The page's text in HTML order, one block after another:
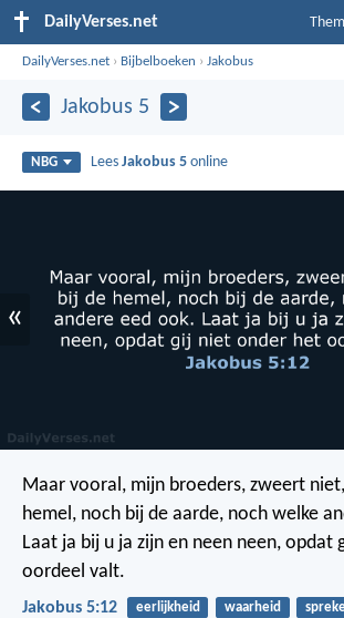
DailyVerses.net
DailyVerses.net › Bijbelboeken ›Jakobus
Jakobus 5
NBG LeesJakobus 5 online
«
Maar vooral, mijn broeders, zweert
hemel, noch bij de aarde, noch welke
Laat ja bij u ja zijn en neen neen, opdat
oordeel valt.
Jakobus 5:12 eerlijkheid waarheid